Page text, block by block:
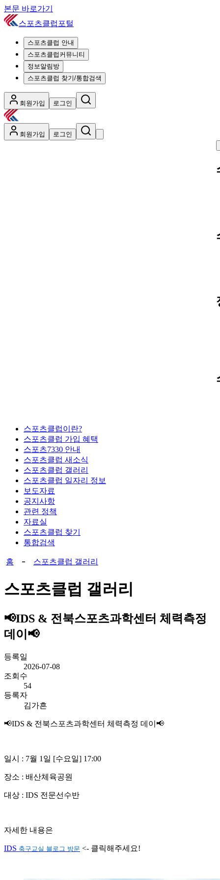
본문 바로가기
스포츠클럽포털
스포츠클럽 안내
스포츠클럽커뮤니티
정보알림방
스포츠클럽 찾기/통합검색
회원가입 로그인
회원가입 로그인
스포츠클럽이란?
스포츠클럽 가입 혜택
스포츠7330 안내
스포츠클럽 새소식
스포츠클럽 갤러리
스포츠클럽 일자리 정보
보도자료
공지사항
관련 정책
자료실
스포츠클럽 찾기
통합검색
홈 스포츠클럽 갤러리
스포츠클럽 갤러리
📢IDS & 전북스포츠과학센터 체력측정
데이📢
등록일
2026-07-08
조회수
54
등록자
김가흔
📢IDS & 전북스포츠과학센터 체력측정 데이📢
일시 : 7월 1일 [수요일] 17:00
장소 : 배산체육공원
대상 : IDS 전문선수반
자세한 내용은
IDS 축구교실 블로그 방문 <- 클릭해주세요!